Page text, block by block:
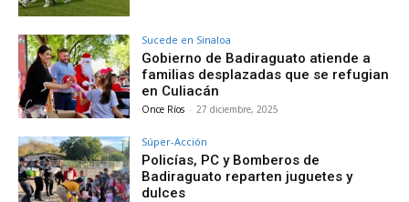
Sucede en Sinaloa
Gobierno de Badiraguato atiende a
familias desplazadas que se refugian
en Culiacán
Once Ríos - 27 diciembre, 2025
Súper-Acción
Policías, PC y Bomberos de
Badiraguato reparten juguetes y
dulces